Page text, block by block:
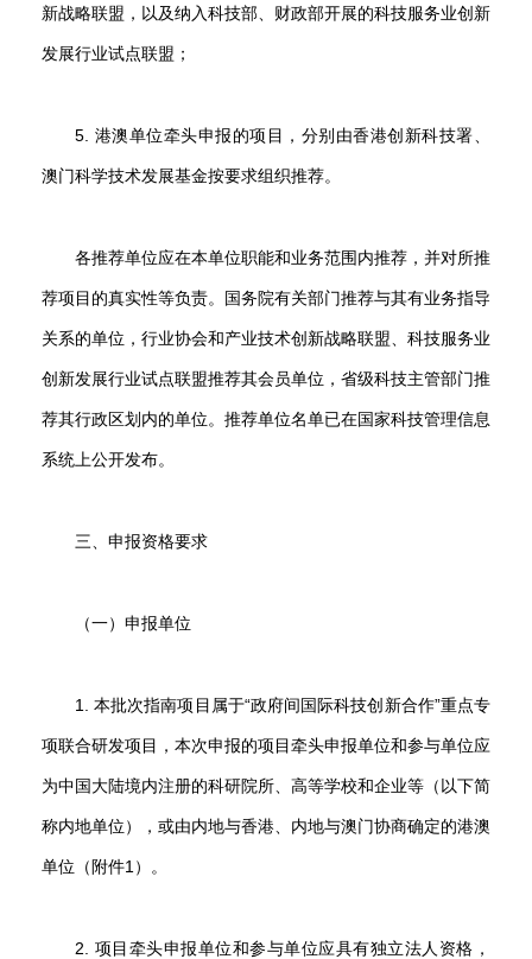
新战略联盟，以及纳入科技部、财政部开展的科技服务业创新
发展行业试点联盟；
5. 港澳单位牵头申报的项目，分别由香港创新科技署、
澳门科学技术发展基金按要求组织推荐。
各推荐单位应在本单位职能和业务范围内推荐，并对所推
荐项目的真实性等负责。国务院有关部门推荐与其有业务指导
关系的单位，行业协会和产业技术创新战略联盟、科技服务业
创新发展行业试点联盟推荐其会员单位，省级科技主管部门推
荐其行政区划内的单位。推荐单位名单已在国家科技管理信息
系统上公开发布。
三、申报资格要求
（一）申报单位
1. 本批次指南项目属于“政府间国际科技创新合作”重点专
项联合研发项目，本次申报的项目牵头申报单位和参与单位应
为中国大陆境内注册的科研院所、高等学校和企业等（以下简
称内地单位），或由内地与香港、内地与澳门协商确定的港澳
单位（附件1）。
2. 项目牵头申报单位和参与单位应具有独立法人资格，